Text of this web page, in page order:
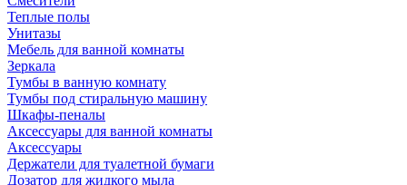
Теплые полы
Унитазы
Мебель для ванной комнаты
Зеркала
Тумбы в ванную комнату
Тумбы под стиральную машину
Шкафы-пеналы
Аксессуары для ванной комнаты
Аксессуары
Держатели для туалетной бумаги
Дозатор для жидкого мыла